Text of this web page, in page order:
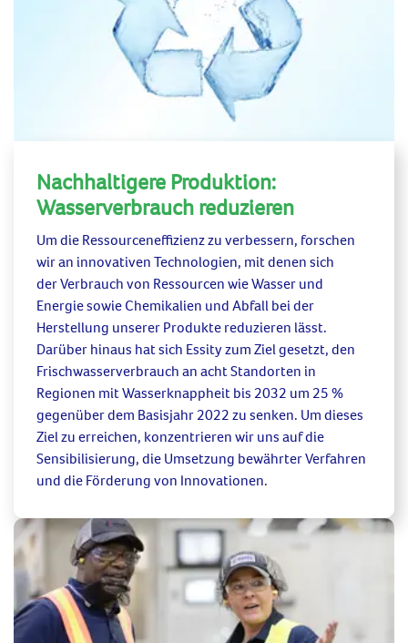
8
9
Nachhaltigere Produktion:
Wasserverbrauch reduzieren
Um die Ressourceneffizienz zu verbessern, forschen
wir an innovativen Technologien, mit denen sich
derVerbrauch von Ressourcen wie Wasser und
Energie sowie Chemikalien und Abfall bei der
Herstellung unserer Produkte reduzieren lässt.
Darüber hinaus hat sich Essityzum Ziel gesetzt, den
Frischwasserverbrauch an acht Standorten in
Regionen mit Wasserknappheit bis 2032 um 25 %
gegenüber dem Basisjahr 2022 zu senken. Um dieses
Ziel zu erreichen, konzentrieren wir uns auf die
Sensibilisierung, die Umsetzung bewährter Verfahren
und die Förderung von Innovationen.